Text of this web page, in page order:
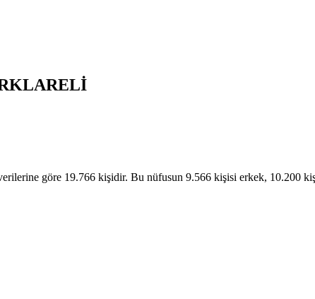
göre 19.766 kişidir. Bu nüfusun 9.566 kişisi erkek, 10.200